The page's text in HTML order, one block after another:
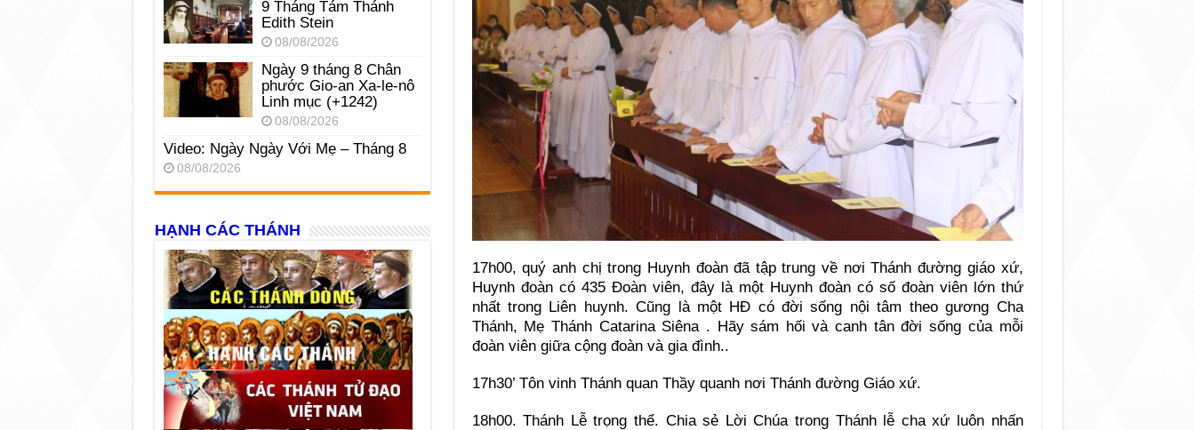
17h00, quý anh chị trong Huynh đoàn đã tập trung về nơi Thánh đường giáo xứ,
Huynh đoàn có 435 Đoàn viên, đây là một Huynh đoàn có số đoàn viên lớn thứ
nhất trong Liên huynh. Cũng là một HĐ có đời sống nội tâm theo gương Cha
Thánh, Mẹ Thánh Catarina Siêna . Hãy sám hối và canh tân đời sống của mỗi
đoàn viên giữa cộng đoàn và gia đình..
17h30’ Tôn vinh Thánh quan Thầy quanh nơi Thánh đường Giáo xứ.
18h00. Thánh Lễ trọng thể. Chia sẻ Lời Chúa trong Thánh lễ cha xứ luôn nhấn
9 Tháng Tám Thánh
Edith Stein
08/08/2026
Ngày 9 tháng 8 Chân
phước Gio-an Xa-le-nô
Linh mục (+1242)
08/08/2026
Video: Ngày Ngày Với Mẹ – Tháng 8
08/08/2026
HẠNH CÁC THÁNH